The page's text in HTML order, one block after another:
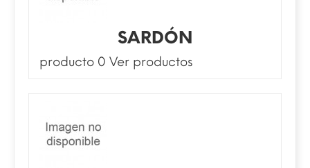
SARDÓN
producto 0 Ver productos